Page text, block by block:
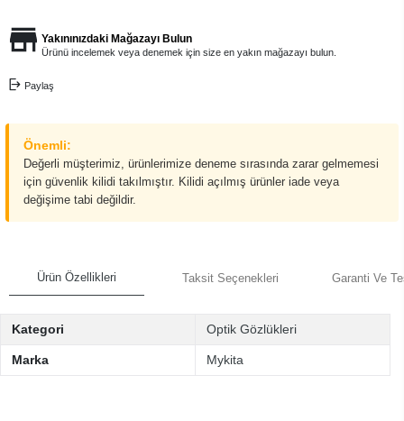
Yakınınızdaki Mağazayı Bulun
Ürünü incelemek veya denemek için size en yakın mağazayı bulun.
Paylaş
Önemli:
Değerli müşterimiz, ürünlerimize deneme sırasında zarar gelmemesi
için güvenlik kilidi takılmıştır. Kilidi açılmış ürünler iade veya
değişime tabi değildir.
Ürün Özellikleri Taksit Seçenekleri Garanti Ve
Kategori Optik Gözlükleri
Marka Mykita